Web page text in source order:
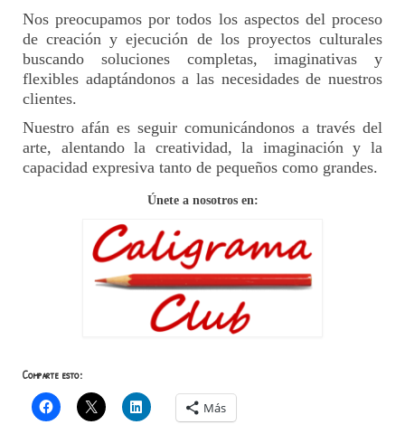
Nos preocupamos por todos los aspectos del proceso
de creación y ejecución de los proyectos culturales
buscando soluciones completas, imaginativas y
flexibles adaptándonos a las necesidades de nuestros
clientes.
Nuestro afán es seguir comunicándonos a través del
arte, alentando la creatividad, la imaginación y la
capacidad expresiva tanto de pequeños como grandes.
Únete a nosotros en:
Comparte esto:
Más